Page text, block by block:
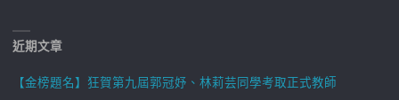
近期文章
【金榜題名】狂賀第九屆郭冠妤、林莉芸同學考取正式教師